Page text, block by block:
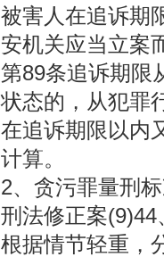
被害人在追诉期
安机关应当立案
第89条追诉期限
状态的，从犯罪
在追诉期限以内
计算。
2、贪污罪量刑
刑法修正案(9)44
根据情节轻重，